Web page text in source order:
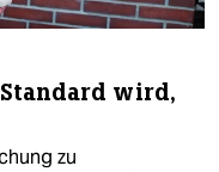
wird,
zu